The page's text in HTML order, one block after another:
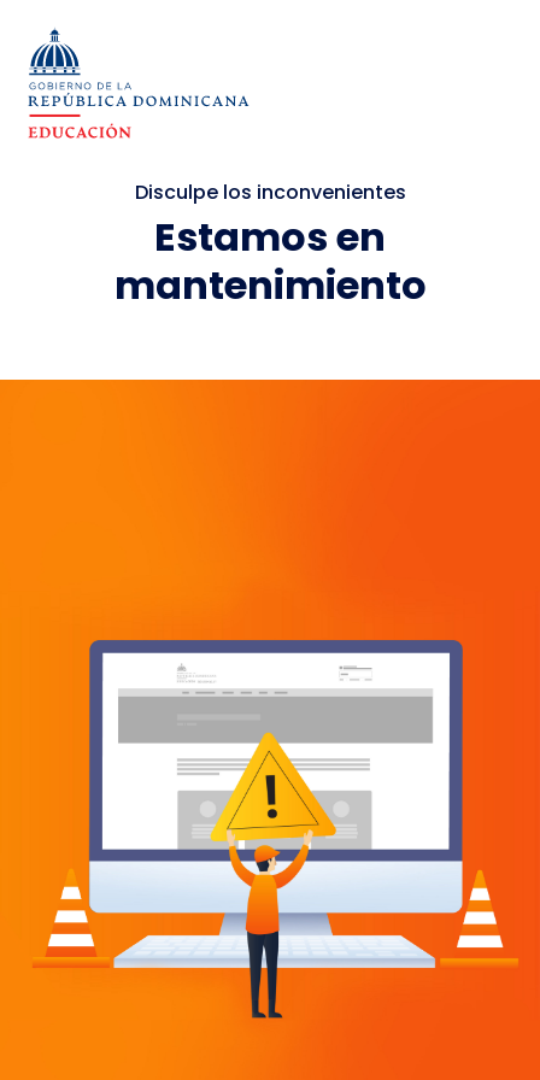
Disculpe los inconvenientes
Estamos en
mantenimiento